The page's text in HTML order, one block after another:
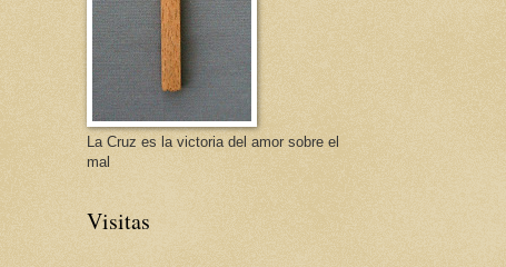
La Cruz es la victoria del amor sobre el
mal
Visitas